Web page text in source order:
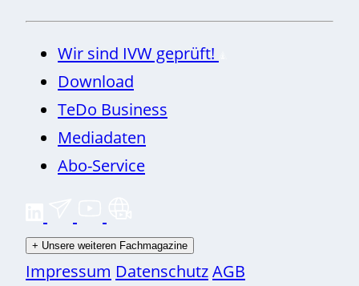
Wir sind IVW geprüft!
Download
TeDo Business
Mediadaten
Abo-Service
+ Unsere weiteren Fachmagazine
Impressum DatenschutzAGB